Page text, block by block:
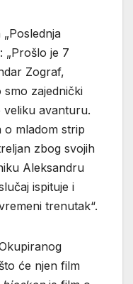
„Prošlo je 7
Zograf,
zajednički
veliku avanturu.
o mladom strip
zbog svojih
Aleksandru
ispituje i
trenutak“.
će njen film